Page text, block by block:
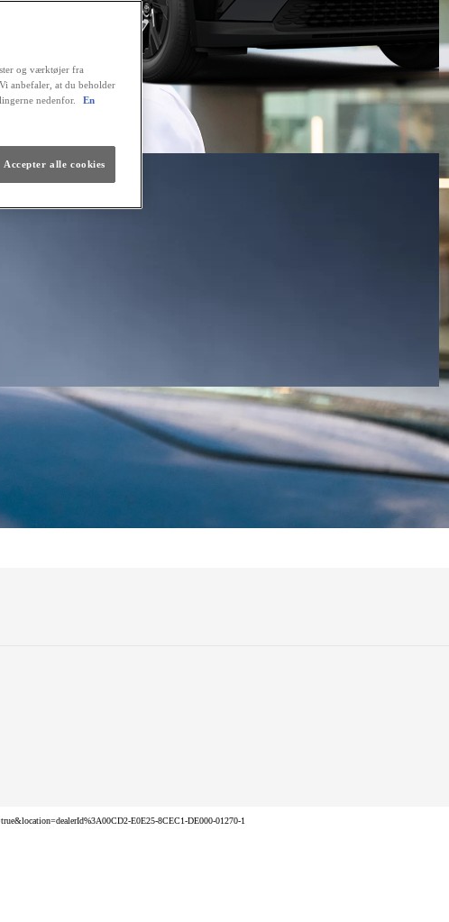
E0E25-8CEC1-DE000-01270-1
og værktøjer fra
anbefaler, at du beholder
nedenfor.
En
Accepter alle cookies